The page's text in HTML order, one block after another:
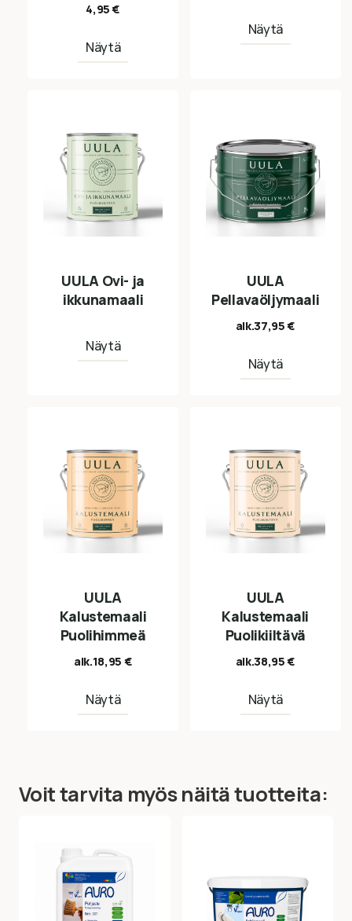
4,95€
Näytä
Näytä
UULA Ovi- ja
ikkunamaali
Näytä
UULA
Pellavaöljymaali
alk.37,95€
Näytä
UULA
Kalustemaali
Puolihimmeä
alk.18,95 €
Näytä
UULA
Kalustemaali
Puolikiiltävä
alk.38,95€
Näytä
Voit tarvita myös näitä tuotteita: